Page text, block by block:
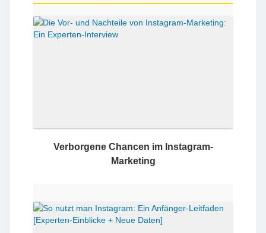
Verborgene Chancen im Instagram-
Marketing